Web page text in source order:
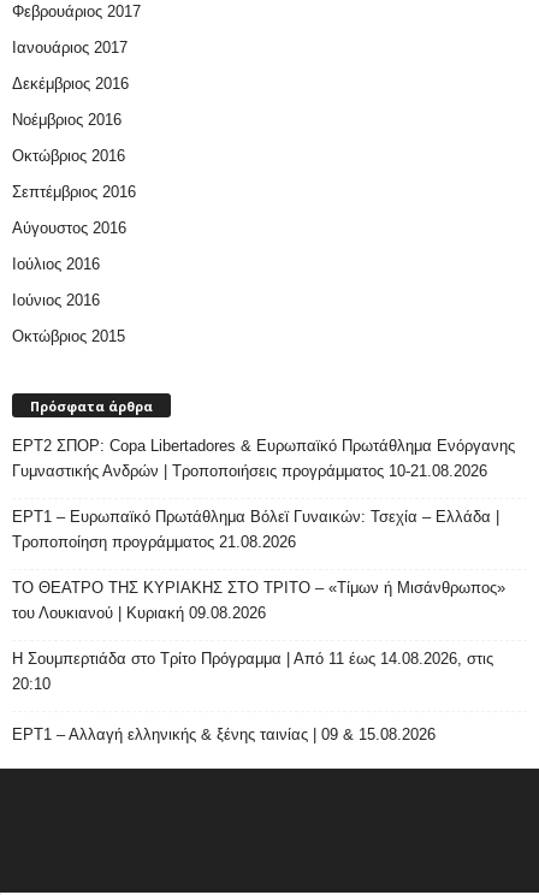
Φεβρουάριος 2017
Ιανουάριος 2017
Δεκέμβριος 2016
Νοέμβριος 2016
Οκτώβριος 2016
Σεπτέμβριος 2016
Αύγουστος 2016
Ιούλιος 2016
Ιούνιος 2016
Οκτώβριος 2015
Πρόσφατα άρθρα
ΕΡΤ2 ΣΠΟΡ: Copa Libertadores & Ευρωπαϊκό Πρωτάθλημα Ενόργανης
Γυμναστικής Ανδρών | Τροποποιήσεις προγράμματος 10-21.08.2026
ΕΡΤ1 – Ευρωπαϊκό Πρωτάθλημα Βόλεϊ Γυναικών: Τσεχία – Ελλάδα |
Τροποποίηση προγράμματος 21.08.2026
ΤΟ ΘΕΑΤΡΟ ΤΗΣ ΚΥΡΙΑΚΗΣ ΣΤΟ ΤΡΙΤΟ – «Τίμων ή Μισάνθρωπος»
του Λουκιανού | Κυριακή 09.08.2026
H Σουμπερτιάδα στο Τρίτο Πρόγραμμα | Από 11 έως 14.08.2026, στις
20:10
ΕΡΤ1 – Αλλαγή ελληνικής & ξένης ταινίας | 09 & 15.08.2026